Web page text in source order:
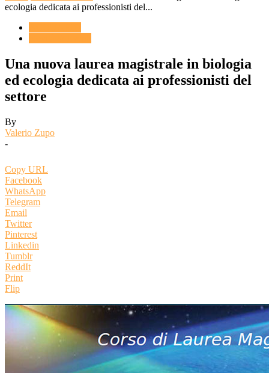
ecologia dedicata ai professionisti del...
Una nuova laurea magistrale in biologia
ed ecologia dedicata ai professionisti del
settore
By
Valerio Zupo
-
Copy URL
Facebook
WhatsApp
Telegram
Email
Twitter
Pinterest
Linkedin
Tumblr
ReddIt
Print
Flip